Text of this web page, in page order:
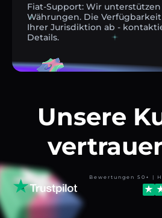
Fiat-Support: Wir
Währungen. Die
Ihrer Jurisdiktion ab -
Details.
Unsere
Bewertungen 50+ |